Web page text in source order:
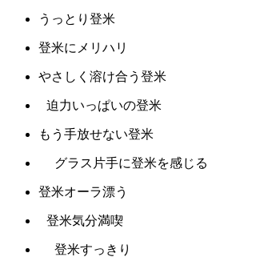
うっとり登米
登米にメリハリ
やさしく溶け合う登米
迫力いっぱいの登米
もう手放せない登米
グラス片手に登米を感じる
登米オーラ漂う
登米気分満喫
登米すっきり